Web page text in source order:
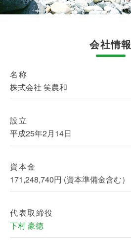
会社情報
名称
株式会社 笑農和
設立
平成25年2月14日
資本金
171,248,740円 (資本準備金含む）
代表取締役
下村 豪徳